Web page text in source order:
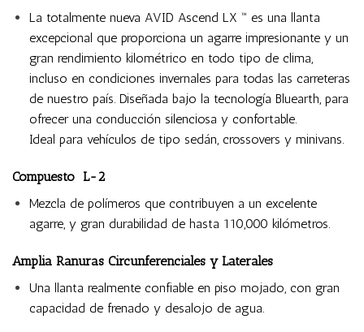
La totalmente nueva AVID Ascend LX ™ es una llanta
excepcional que proporciona un agarre impresionante y un
gran rendimiento kilométrico en todo tipo de clima,
incluso en condiciones invernales para todas las carreteras
de nuestro país. Diseñada bajo la tecnología Bluearth, para
ofrecer una conducción silenciosa y confortable.
Ideal para vehículos de tipo sedán, crossovers y minivans.
Compuesto L-2
Mezcla de polímeros que contribuyen a un excelente
agarre, y gran durabilidad de hasta 110,000 kilómetros.
Amplia Ranuras Circunferenciales y Laterales
Una llanta realmente confiable en piso mojado, con gran
capacidad de frenado y desalojo de agua.